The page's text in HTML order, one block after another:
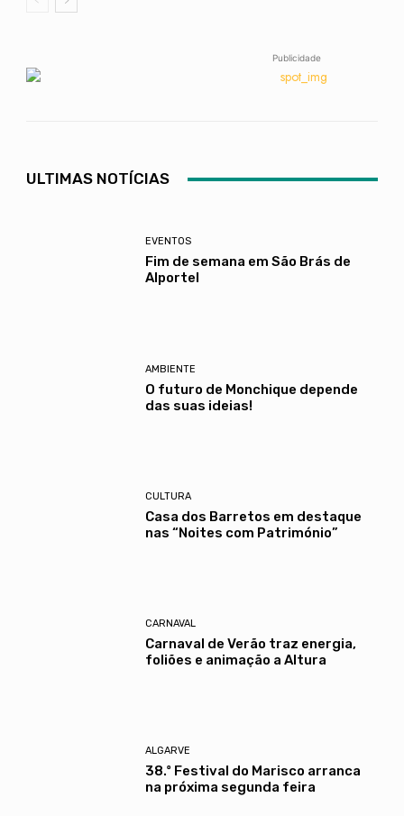
Publicidade
ULTIMAS NOTÍCIAS
EVENTOS
Fim de semana em São Brás de
Alportel
AMBIENTE
O futuro de Monchique depende
das suas ideias!
CULTURA
Casa dos Barretos em destaque
nas “Noites com Património”
CARNAVAL
Carnaval de Verão traz energia,
foliões e animação a Altura
ALGARVE
38.º Festival do Marisco arranca
na próxima segunda feira